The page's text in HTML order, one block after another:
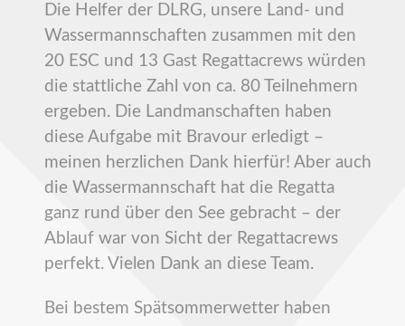
Die Helfer der DLRG, unsere Land- und
Wassermannschaften zusammen mit den
20 ESC und 13 Gast Regattacrews würden
die stattliche Zahl von ca. 80 Teilnehmern
ergeben. Die Landmanschaften haben
diese Aufgabe mit Bravour erledigt –
meinen herzlichen Dank hierfür! Aber auch
die Wassermannschaft hat die Regatta
ganz rund über den See gebracht – der
Ablauf war von Sicht der Regattacrews
perfekt. Vielen Dank an diese Team.
Bei bestem Spätsommerwetter haben